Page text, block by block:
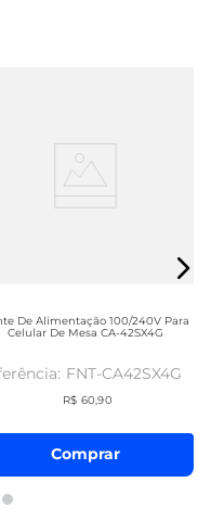
De Alimentação 100/240V Para
Celular De Mesa CA-42SX4G
FNT-CA42SX4G
R$ 60,90
Comprar